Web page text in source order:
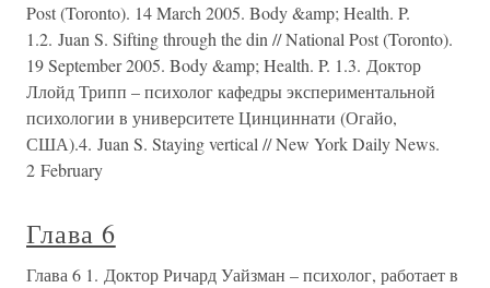
Post (Toronto). 14 March 2005. Body &amp; Health. P.
1.2. Juan S. Sifting through the din // National Post (Toronto).
19 September 2005. Body &amp; Health. P. 1.3. Доктор
Ллойд Трипп – психолог кафедры экспериментальной
психологии в университете Цинциннати (Огайо,
США).4. Juan S. Staying vertical // New York Daily News.
2 February
Глава 6
Глава 6 1. Доктор Ричард Уайзман – психолог, работает в